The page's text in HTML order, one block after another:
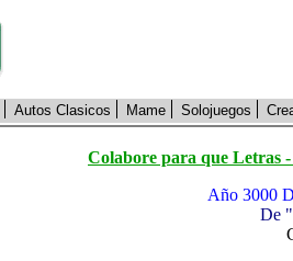
Autos Clasicos Mame Solojuegos
Colabore para que Letras
Año 3000
De